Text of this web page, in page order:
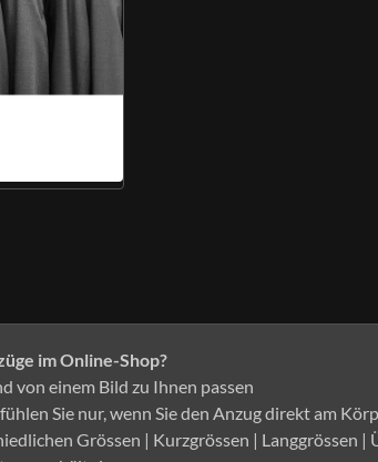
im Online-Shop?
von einem Bild zu Ihnen passen
Sie nur, wenn Sie den Anzug direkt am
Grössen | Kurzgrössen | Langgrössen |